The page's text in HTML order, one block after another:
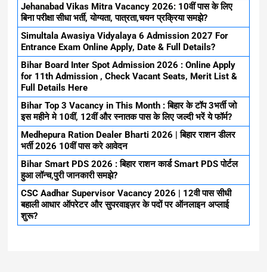
Jehanabad Vikas Mitra Vacancy 2026: 10वीं पास के लिए
बिना परीक्षा सीधा भर्ती, योग्यता, पात्रता,चयन प्रक्रिया समझे?
Simultala Awasiya Vidyalaya 6 Admission 2027 For
Entrance Exam Online Apply, Date & Full Details?
Bihar Board Inter Spot Admission 2026 : Online Apply
for 11th Admission , Check Vacant Seats, Merit List &
Full Details Here
Bihar Top 3 Vacancy in This Month : बिहार के टॉप 3भर्ती जो
इस महीने मे 10वीं, 12वीं और स्नातक पास के लिए जल्दी भरें ये फॉर्म?
Medhepura Ration Dealer Bharti 2026 | बिहार राशन डीलर
भर्ती 2026 10वीं पास करे आवेदन
Bihar Smart PDS 2026 : बिहार राशन कार्ड Smart PDS पोर्टल
हुआ लॉन्च,पुरी जानकारी समझे?
CSC Aadhar Supervisor Vacancy 2026 | 12वी पास सीधी
बहाली आधार ऑपरेटर और सुपरवाइज़र के पदों पर ऑनलाइन अप्लाई
शुरू?